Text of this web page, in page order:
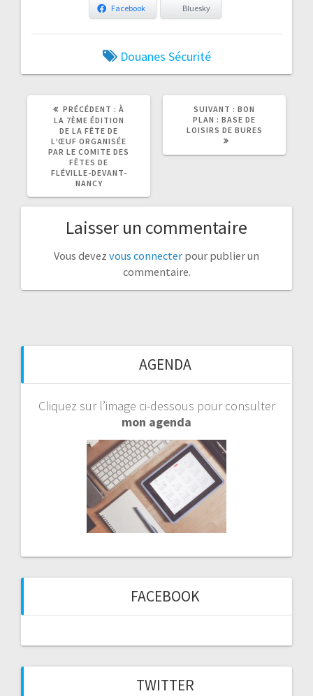
Facebook Bluesky
Douanes Sécurité
PRÉCÉDENT :
ARTICLE
PRÉCÉDENT
À
LA 7ÈME ÉDITION
DE LA FÊTE DE
L’ŒUF ORGANISÉE
PAR LE COMITE DES
FÊTES DE
FLÉVILLE-DEVANT-
NANCY
SUIVANT :
ARTICLE
SUIVANT
BON
PLAN : BASE DE
LOISIRS DE BURES
Laisser un commentaire
Vous devez vous connecter pour publier un
commentaire.
AGENDA
Cliquez sur l’image ci-dessous pour consulter
mon agenda
FACEBOOK
TWITTER